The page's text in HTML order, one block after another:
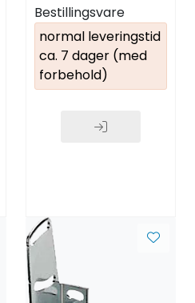
Bestillingsvare
normal leveringstid
ca. 7 dager (med
forbehold)